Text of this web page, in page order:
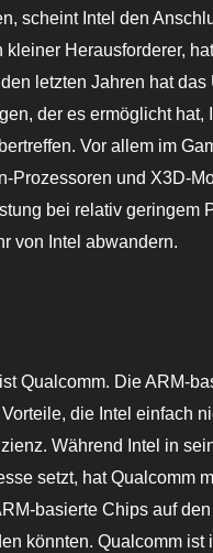
scheint Intel den
Herausforderer,
letzten Jahren hat das
der es ermöglicht hat,
Vor allem im
Prozessoren und X3D-
bei relativ geringem
von Intel abwandern.
Qualcomm. Die ARM-
die Intel einfach
Während Intel in
setzt, hat Qualcomm
basierte Chips auf
könnten. Qualcomm ist